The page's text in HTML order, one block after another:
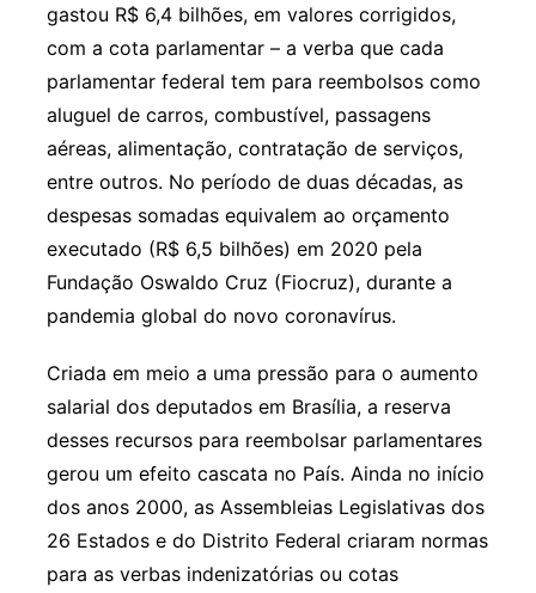
gastou R$ 6,4 bilhões, em valores corrigidos,
com a cota parlamentar – a verba que cada
parlamentar federal tem para reembolsos como
aluguel de carros, combustível, passagens
aéreas, alimentação, contratação de serviços,
entre outros. No período de duas décadas, as
despesas somadas equivalem ao orçamento
executado (R$ 6,5 bilhões) em 2020 pela
Fundação Oswaldo Cruz (Fiocruz), durante a
pandemia global do novo coronavírus.
Criada em meio a uma pressão para o aumento
salarial dos deputados em Brasília, a reserva
desses recursos para reembolsar parlamentares
gerou um efeito cascata no País. Ainda no início
dos anos 2000, as Assembleias Legislativas dos
26 Estados e do Distrito Federal criaram normas
para as verbas indenizatórias ou cotas